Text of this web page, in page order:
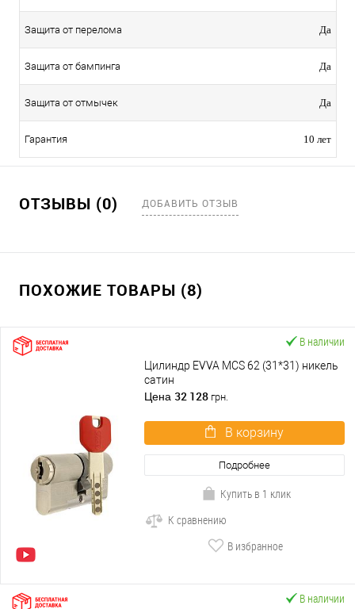
Защита от перелома Да
Защита от бампинга Да
Защита от отмычек Да
Гарантия 10 лет
ОТЗЫВЫ (0) ДОБАВИТЬ ОТЗЫВ
ПОХОЖИЕ ТОВАРЫ (8)
В наличии
Цилиндр EVVA MCS 62 (31*31) никель
сатин
Цена 32 128 грн.
В корзину
Подробнее
Купить в 1 клик
К сравнению
В избранное
В наличии